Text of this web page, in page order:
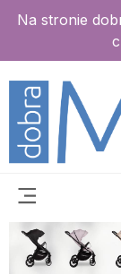
Na stronie